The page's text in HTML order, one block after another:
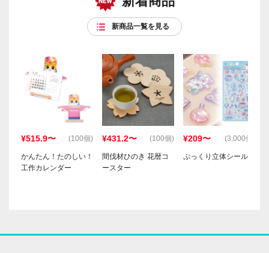
新商品一覧を見る
¥515.9〜 (100個)
かんたん！たのしい！
工作カレンダー
¥431.2〜 (100個)
間伐材ひのき 花暦コ
ースター
¥209〜 (3,000個)
ぷっくり立体シール